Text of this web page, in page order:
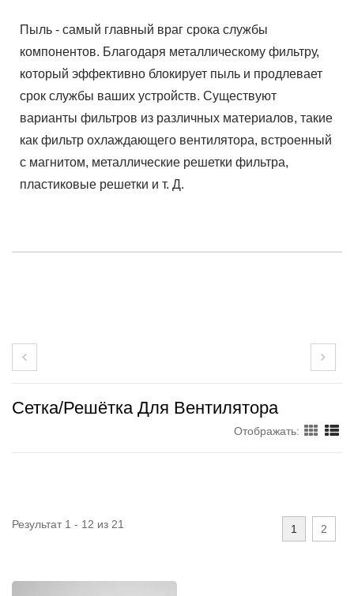
Пыль - самый главный враг срока службы
компонентов. Благодаря металлическому фильтру,
который эффективно блокирует пыль и продлевает
срок службы ваших устройств. Существуют
варианты фильтров из различных материалов, такие
как фильтр охлаждающего вентилятора, встроенный
с магнитом, металлические решетки фильтра,
пластиковые решетки и т. Д.
Сетка/решётка Для Вентилятора
Отображать:
Результат 1 - 12 из 21 1 2